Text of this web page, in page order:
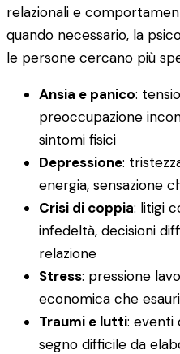
relazionali e
quando necessario, la
le persone cercano più
Ansia e panico:
preoccupazione
sintomi fisici
Depressione:
energia, sensazione
Crisi di coppia: litigi
infedeltà, decisioni
relazione
Stress: pressione
economica che
Traumi e lutti: eventi
segno difficile da